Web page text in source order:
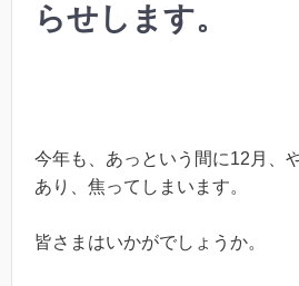
らせします。
今年も、あっという間に12月、
あり、焦ってしまいます。
皆さまはいかがでしょうか。